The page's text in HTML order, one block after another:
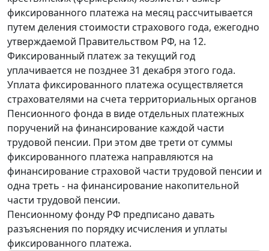
фиксированного платежа на месяц рассчитывается
путем деления стоимости страхового года, ежегодно
утверждаемой Правительством РФ, на 12.
Фиксированный платеж за текущий год
уплачивается не позднее 31 декабря этого года.
Уплата фиксированного платежа осуществляется
страхователями на счета территориальных органов
Пенсионного фонда в виде отдельных платежных
поручений на финансирование каждой части
трудовой пенсии. При этом две трети от суммы
фиксированного платежа направляются на
финансирование страховой части трудовой пенсии и
одна треть - на финансирование накопительной
части трудовой пенсии.
Пенсионному фонду РФ предписано давать
разъяснения по порядку исчисления и уплаты
фиксированного платежа.